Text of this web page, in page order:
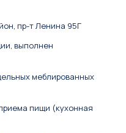
пр-т Ленина 95Г
выполнен
меблированных
пищи (кухонная